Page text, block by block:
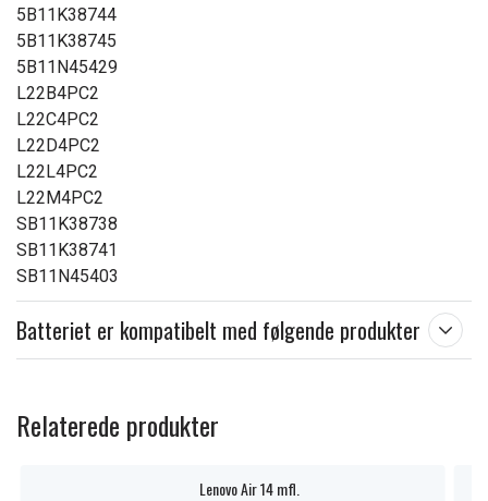
5B11K38744
5B11K38745
5B11N45429
L22B4PC2
L22C4PC2
L22D4PC2
L22L4PC2
L22M4PC2
SB11K38738
SB11K38741
SB11N45403
Batteriet er kompatibelt med følgende produkter
Relaterede produkter
Lenovo Air 14 mfl.